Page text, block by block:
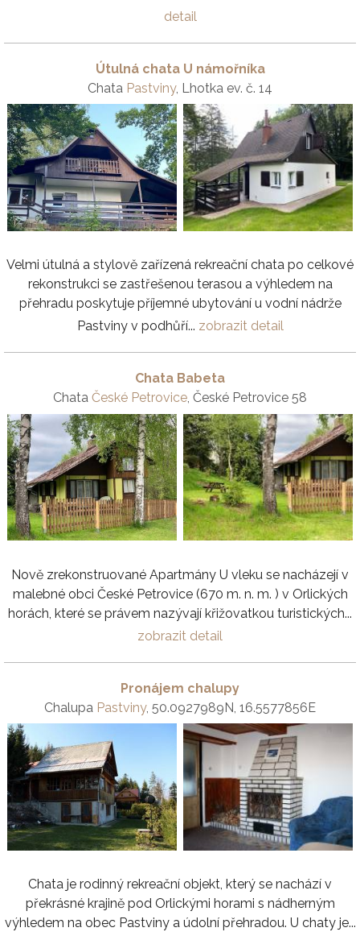
detail
Útulná chata U námořníka
Chata Pastviny, Lhotka ev. č. 14
Velmi útulná a stylově zařízená rekreační chata po celkové
rekonstrukci se zastřešenou terasou a výhledem na
přehradu poskytuje příjemné ubytování u vodní nádrže
Pastviny v podhůří... zobrazit detail
Chata Babeta
Chata České Petrovice, České Petrovice 58
Nově zrekonstruované Apartmány U vleku se nacházejí v
malebné obci České Petrovice (670 m. n. m. ) v Orlických
horách, které se právem nazývají křižovatkou turistických...
zobrazit detail
Pronájem chalupy
Chalupa Pastviny, 50.0927989N, 16.5577856E
Chata je rodinný rekreační objekt, který se nachází v
překrásné krajině pod Orlickými horami s nádherným
výhledem na obec Pastviny a údolní přehradou. U chaty je...